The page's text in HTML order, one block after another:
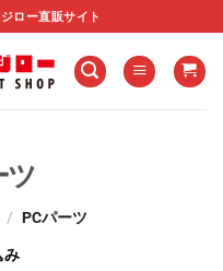
ロー直販サイト
ツ
/ PCパーツ
み